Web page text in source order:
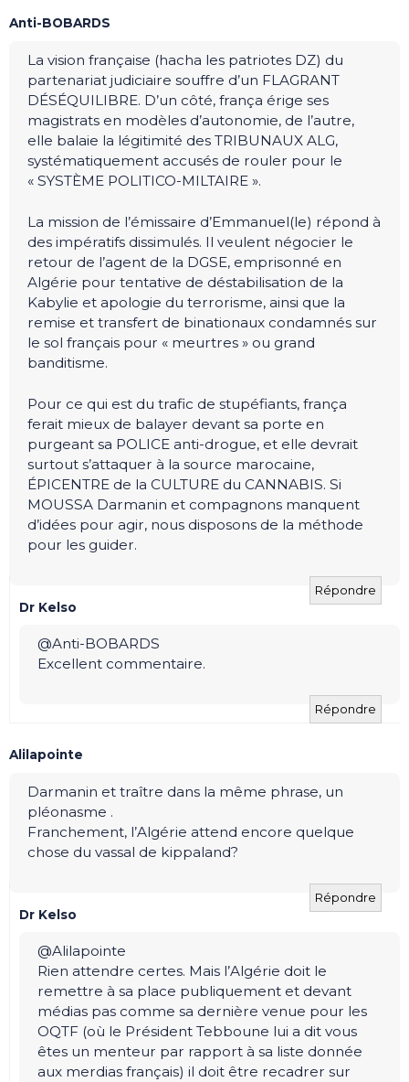
Anti-BOBARDS
La vision française (hacha les patriotes DZ) du
partenariat judiciaire souffre d’un FLAGRANT
DÉSÉQUILIBRE. D’un côté, frança érige ses
magistrats en modèles d’autonomie, de l’autre,
elle balaie la légitimité des TRIBUNAUX ALG,
systématiquement accusés de rouler pour le
« SYSTÈME POLITICO-MILTAIRE ».
La mission de l’émissaire d’Emmanuel(le) répond à
des impératifs dissimulés. Il veulent négocier le
retour de l’agent de la DGSE, emprisonné en
Algérie pour tentative de déstabilisation de la
Kabylie et apologie du terrorisme, ainsi que la
remise et transfert de binationaux condamnés sur
le sol français pour « meurtres » ou grand
banditisme.
Pour ce qui est du trafic de stupéfiants, frança
ferait mieux de balayer devant sa porte en
purgeant sa POLICE anti-drogue, et elle devrait
surtout s’attaquer à la source marocaine,
ÉPICENTRE de la CULTURE du CANNABIS. Si
MOUSSA Darmanin et compagnons manquent
d’idées pour agir, nous disposons de la méthode
pour les guider.
Répondre
Dr Kelso
@Anti-BOBARDS
Excellent commentaire.
Répondre
Alilapointe
Darmanin et traître dans la même phrase, un
pléonasme .
Franchement, l’Algérie attend encore quelque
chose du vassal de kippaland?
Répondre
Dr Kelso
@Alilapointe
Rien attendre certes. Mais l’Algérie doit le
remettre à sa place publiquement et devant
médias pas comme sa dernière venue pour les
OQTF (où le Président Tebboune lui a dit vous
êtes un menteur par rapport à sa liste donnée
aux merdias français) il doit être recadrer sur